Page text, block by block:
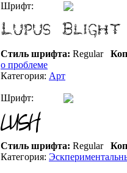
Шрифт:
Стиль шрифта: Regular
о проблеме
Категория: Арт
Шрифт:
Стиль шрифта: Regular
Категория: